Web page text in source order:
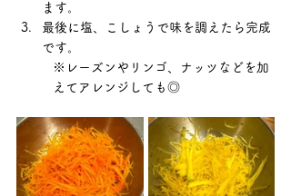
ます。
最後に塩、こしょうで味を調えたら完成
です。
※レーズンやリンゴ、ナッツなどを加
えてアレンジしても◎